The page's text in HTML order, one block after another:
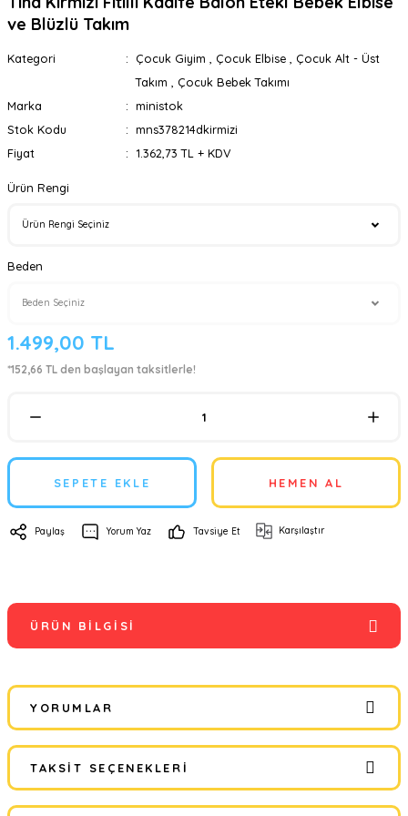
ve Blüzlü Takım
Kategori Çocuk Giyim Çocuk Elbise
Çocuk Alt - Üst
Takım
Çocuk Bebek Takımı
Marka
ministok
Stok Kodu
mns378214dkirmizi
Fiyat
1.362,73 TL + KDV
Ürün Rengi
Beden
1.499,00 TL
*152,66 TL den başlayan taksitlerle!
SEPETE EKLE HEMEN AL
Paylaş Yorum Yaz Tavsiye Et Karşılaştır
ÜRÜN BILGISI
YORUMLAR
Bu ürüne ilk yorumu siz yapın!
TAKSIT SEÇENEKLERI